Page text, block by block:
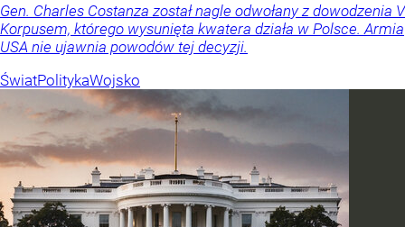
Gen. Charles Costanza został nagle odwołany z dowodzenia V
Korpusem, którego wysunięta kwatera działa w Polsce. Armia
USA nie ujawnia powodów tej decyzji.
ŚwiatPolitykaWojsko